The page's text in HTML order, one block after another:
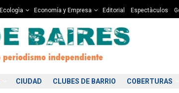
Ecologìa Economía y Empresa Editorial Espectàculos
CIUDAD CLUBES DE BARRIO COBERTURAS